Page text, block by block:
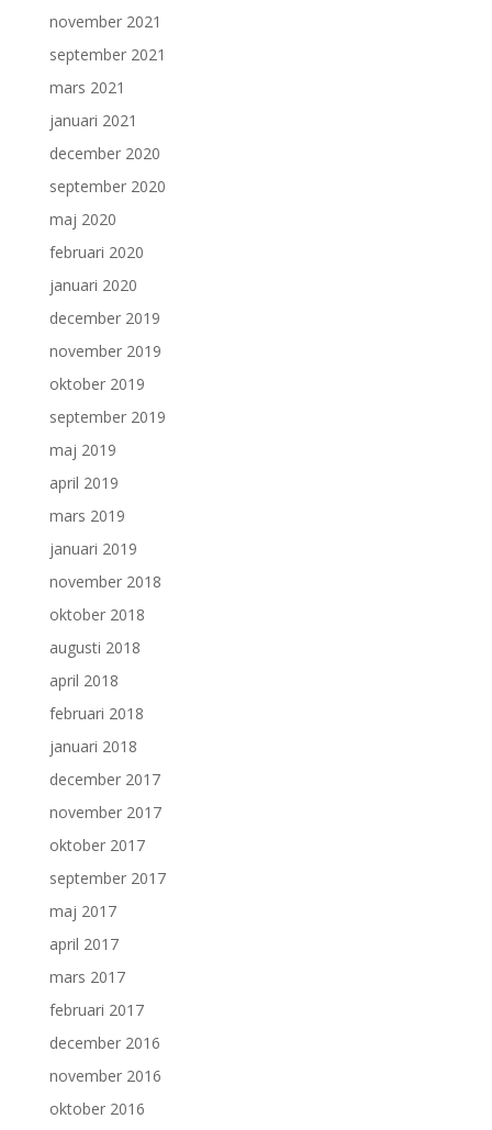
november 2021
september 2021
mars 2021
januari 2021
december 2020
september 2020
maj 2020
februari 2020
januari 2020
december 2019
november 2019
oktober 2019
september 2019
maj 2019
april 2019
mars 2019
januari 2019
november 2018
oktober 2018
augusti 2018
april 2018
februari 2018
januari 2018
december 2017
november 2017
oktober 2017
september 2017
maj 2017
april 2017
mars 2017
februari 2017
december 2016
november 2016
oktober 2016